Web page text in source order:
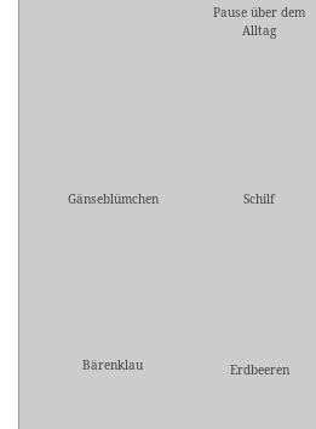
Pause über dem
Alltag
Gänseblümchen Schilf
Bärenklau Erdbeeren